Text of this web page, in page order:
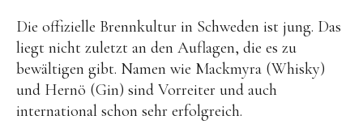
Die offizielle Brennkultur in Schweden ist jung. Das
liegt nicht zuletzt an den Auflagen, die es zu
bewältigen gibt. Namen wie Mackmyra (Whisky)
und Hernö (Gin) sind Vorreiter und auch
international schon sehr erfolgreich.